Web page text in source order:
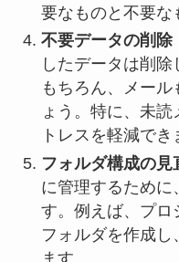
要なものと不要な
不要データの削除
したデータは削
もちろん、メー
ょう。特に、未
トレスを軽減でき
フォルダ構成の見
に管理するために
す。例えば、プロ
フォルダを作成
ます。